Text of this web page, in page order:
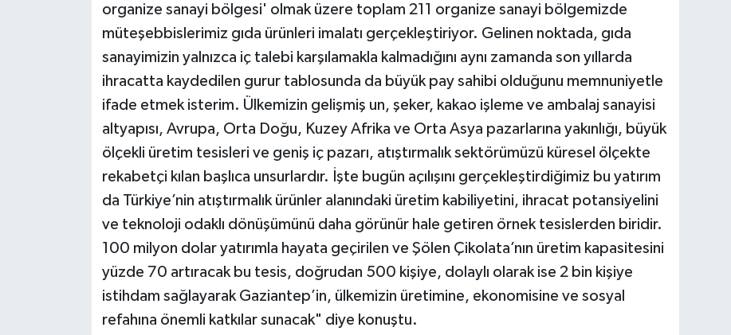
organize sanayi bölgesi' olmak üzere toplam 211 organize sanayi bölgemizde
müteşebbislerimiz gıda ürünleri imalatı gerçekleştiriyor. Gelinen noktada, gıda
sanayimizin yalnızca iç talebi karşılamakla kalmadığını aynı zamanda son yıllarda
ihracatta kaydedilen gurur tablosunda da büyük pay sahibi olduğunu memnuniyetle
ifade etmek isterim. Ülkemizin gelişmiş un, şeker, kakao işleme ve ambalaj sanayisi
altyapısı, Avrupa, Orta Doğu, Kuzey Afrika ve Orta Asya pazarlarına yakınlığı, büyük
ölçekli üretim tesisleri ve geniş iç pazarı, atıştırmalık sektörümüzü küresel ölçekte
rekabetçi kılan başlıca unsurlardır. İşte bugün açılışını gerçekleştirdiğimiz bu yatırım
da Türkiye’nin atıştırmalık ürünler alanındaki üretim kabiliyetini, ihracat potansiyelini
ve teknoloji odaklı dönüşümünü daha görünür hale getiren örnek tesislerden biridir.
100 milyon dolar yatırımla hayata geçirilen ve Şölen Çikolata’nın üretim kapasitesini
yüzde 70 artıracak bu tesis, doğrudan 500 kişiye, dolaylı olarak ise 2 bin kişiye
istihdam sağlayarak Gaziantep’in, ülkemizin üretimine, ekonomisine ve sosyal
refahına önemli katkılar sunacak" diye konuştu.